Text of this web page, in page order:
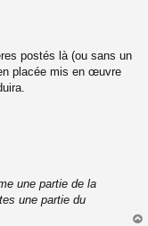
postés là (ou sans un
placée mis en œuvre
une partie de la
une partie du